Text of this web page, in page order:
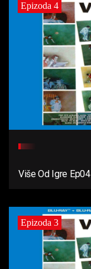
Epizoda 4
Više Od Igre Ep04
Epizoda 3